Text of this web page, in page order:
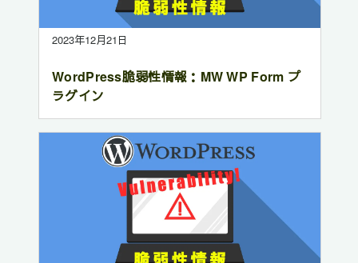
2023年12月21日
WordPress脆弱性情報：MW WP Form プ
ラグイン